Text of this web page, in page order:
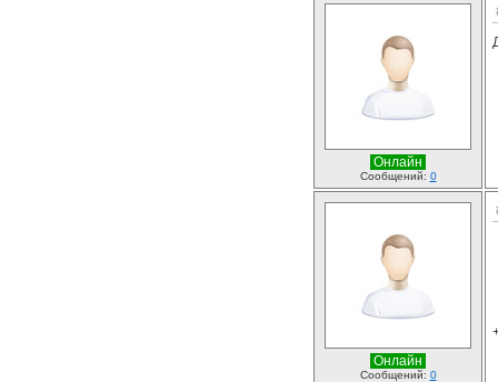
Онлайн
Сообщений: 0
Онлайн
Сообщений: 0